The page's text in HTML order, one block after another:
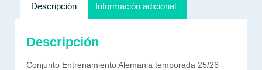
Descripción Información adicional
Descripción
Conjunto Entrenamiento Alemania temporada 25/26